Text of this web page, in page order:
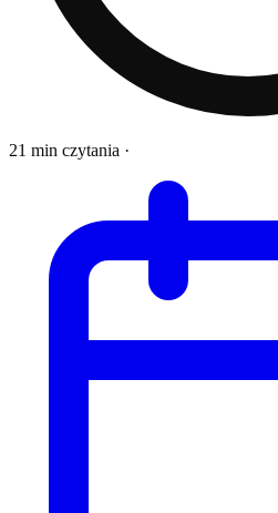
21 min czytania ·